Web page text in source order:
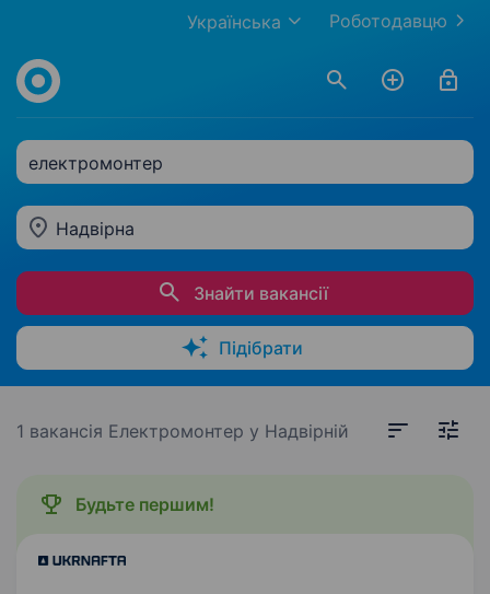
Роботодавцю
Українська
електромонтер
Надвірна
Знайти вакансії
Підібрати
1 вакансія Електромонтер у Надвірній
Будьте першим!